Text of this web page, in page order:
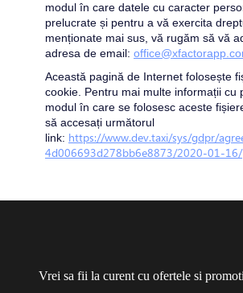
modul în care datele cu caracter
prelucrate și pentru a vă exercita
menționate mai sus, vă rugăm să vă
adresa de email:
Această pagină de Internet folosește
cookie. Pentru mai multe informații cu
modul în care se folosesc aceste
să accesați următorul
link: https://www.dev.taxi/sys/gdpr/
4d006693d278bb6e8873/2020-01-16/
Vrei sa fii la curent cu ofertele si